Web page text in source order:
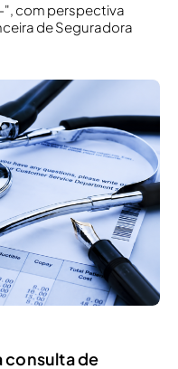
", com perspectiva
de Seguradora
consulta de